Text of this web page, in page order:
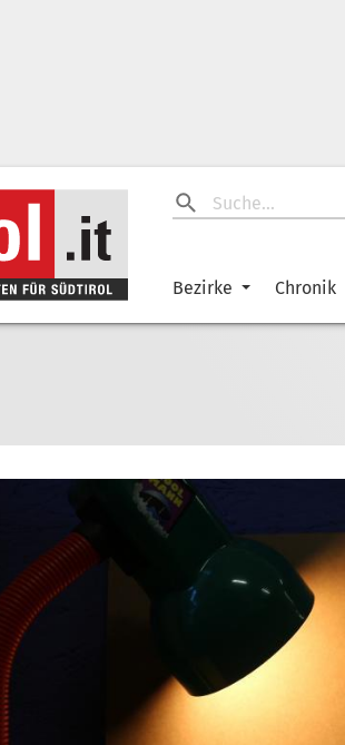
Bezirke Chronik